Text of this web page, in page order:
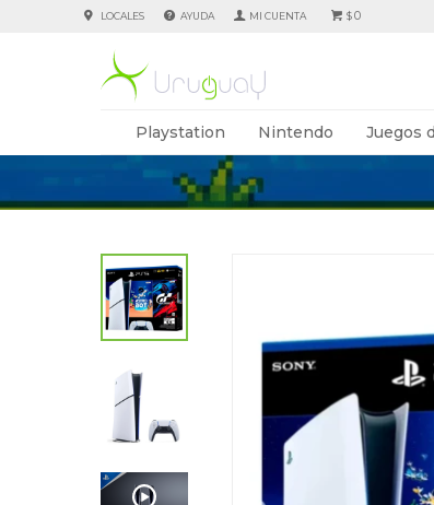
Playstation Nintendo Juegos
$0
LOCALES AYUDA